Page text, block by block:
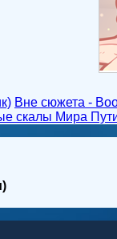
Вне сюжета -
скалы Мира